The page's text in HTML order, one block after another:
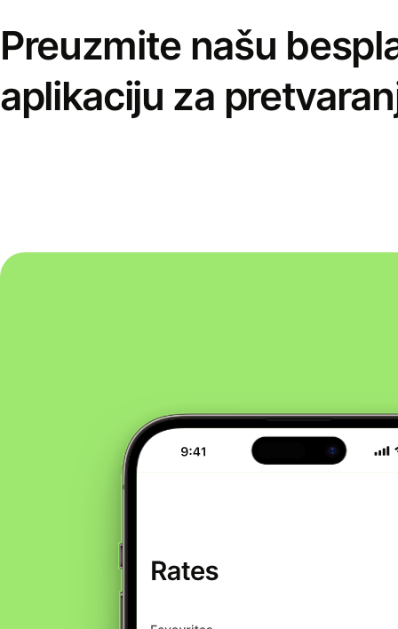
Preuzmite našu
aplikaciju za